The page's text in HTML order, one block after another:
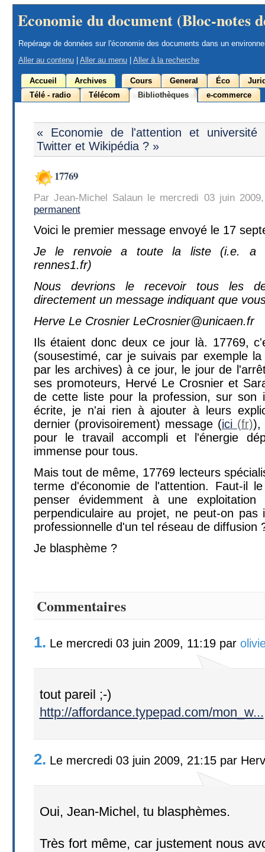
Economie du document (Bloc-notes
Repérage de données sur l'économie des documents dans un
Aller au contenu
Aller au menu Aller à la recherche
Accueil Archives Cours General Éco
Télé - radio
Télécom Bibliothèques e-commerce
« Economie de l'attention et université
Twitter et Wikipédia ? »
17769
Par Jean-Michel Salaun le mercredi 03 juin
permanent
Voici le premier message envoyé le 17
Je le renvoie a toute la liste (i.e. a
rennes1.fr)
Nous devrions le recevoir tous les
directement un message indiquant que
Herve Le Crosnier LeCrosnier@unicaen.fr
Ils étaient donc deux ce jour là. 17769,
(sousestimé, car je suivais par exemple
par les archives) à ce jour, le jour de
ses promoteurs, Hervé Le Crosnier et
de cette liste pour la profession, sur son
écrite, je n'ai rien à ajouter à leurs
dernier (provisoirement) message (ici
),
pour le travail accompli et l'énergie
immense pour tous.
Mais tout de même, 17769 lecteurs
terme d'économie de l'attention. Faut-il
penser évidemment à une exploitation
perpendiculaire au projet, ne peut-on pas
professionnelle d'un tel réseau de diffusion
Je blasphème ?
Commentaires
1. Le mercredi 03 juin 2009, 11:19 par
tout pareil ;-)
http://affordance.typepad.com/mon_w...
2. Le mercredi 03 juin 2009, 21:15 par
Oui, Jean-Michel, tu blasphèmes.
Très fort même, car justement nous